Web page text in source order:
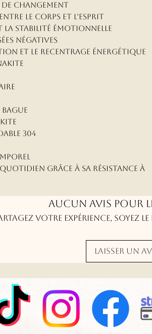
changement
le corps et l’esprit
la stabilité émotionnelle
négatives
et le recentrage énergétique
304
grâce à sa résistance à
Aucun avis pour
votre expérience, soyez
Laisser un